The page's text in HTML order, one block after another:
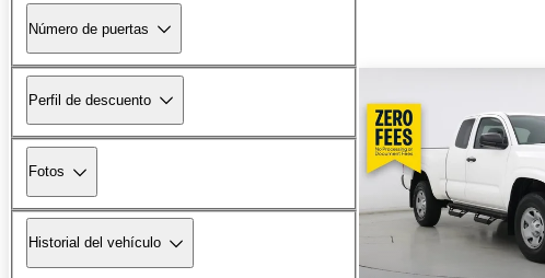
Número de puertas
Perfil de descuento
Fotos
Historial del vehículo